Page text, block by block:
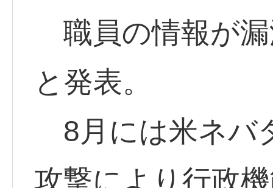
職員の情報が
と発表。
8月には米ネバ
攻撃により行政